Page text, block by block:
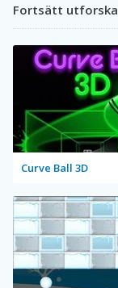
Fortsätt utforska
Curve Ball 3D